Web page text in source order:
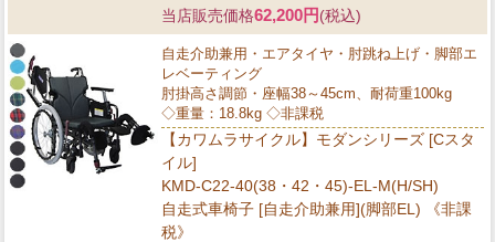
当店販売価格62,200円(税込)
自走介助兼用・エアタイヤ・肘跳ね上げ・脚部エ
レベーティング
肘掛高さ調節・座幅38～45cm、耐荷重100kg
◇重量：18.8kg ◇非課税
【カワムラサイクル】モダンシリーズ [Cスタ
イル]
KMD-C22-40(38・42・45)-EL-M(H/SH)
自走式車椅子 [自走介助兼用](脚部EL) 《非課
税》